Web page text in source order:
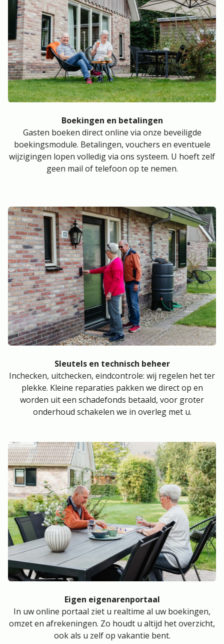
Boekingen en betalingen
Gasten boeken direct online via onze beveiligde
boekingsmodule. Betalingen, vouchers en eventuele
wijzigingen lopen volledig via ons systeem. U hoeft zelf
geen mail of telefoon op te nemen.
Sleutels en technisch beheer
Inchecken, uitchecken, eindcontrole: wij regelen het ter
plekke. Kleine reparaties pakken we direct op en
worden uit een schadefonds betaald, voor groter
onderhoud schakelen we in overleg met u.
Eigen eigenarenportaal
In uw online portaal ziet u realtime al uw boekingen,
omzet en afrekeningen. Zo houdt u altijd het overzicht,
ook als u zelf op vakantie bent.